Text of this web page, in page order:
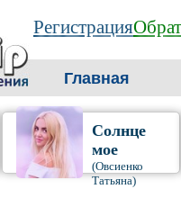
Регистрация
Главная
Солнце
мое
(Овсиенко
Татьяна)